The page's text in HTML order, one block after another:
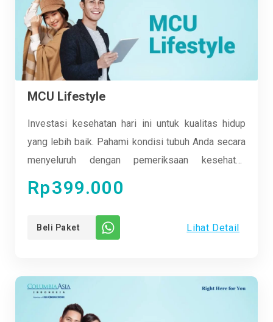
MCU Lifestyle
Investasi kesehatan hari ini untuk kualitas hidup
yang lebih baik. Pahami kondisi tubuh Anda secara
menyeluruh dengan pemeriksaan kesehatan
berkala. Columbia Asia menghadirkan MCU
Lifestyle, pemeriksaan kesehatan komprehensif
yang dirancang khusus untuk memantau dan
mengoptimalkan kesehatan Anda sesuai gaya
Rp399.000
Beli Paket Lihat Detail